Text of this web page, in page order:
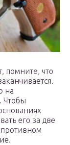
помните, что
на
Чтобы
его за две